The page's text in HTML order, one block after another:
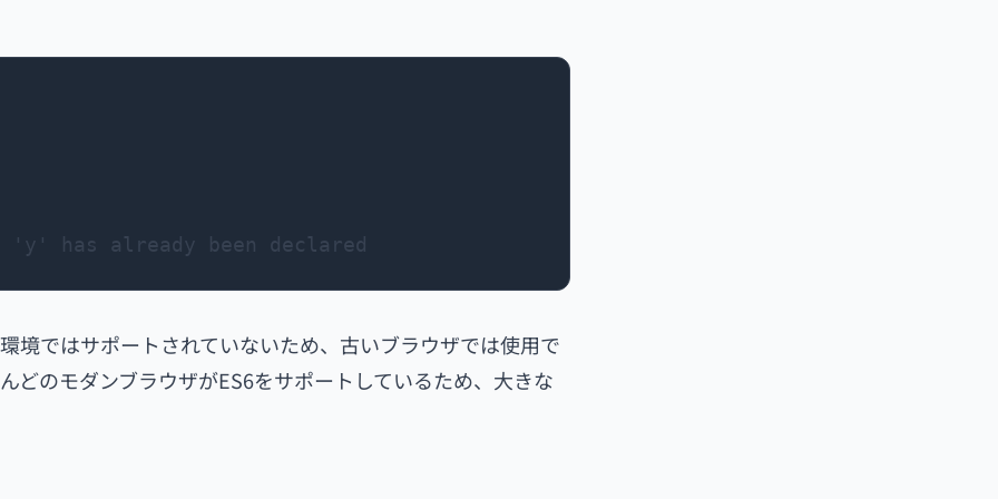
境ではサポートされていないため、古いブラウザでは使用で
どのモダンブラウザがES6をサポートしているため、大きな